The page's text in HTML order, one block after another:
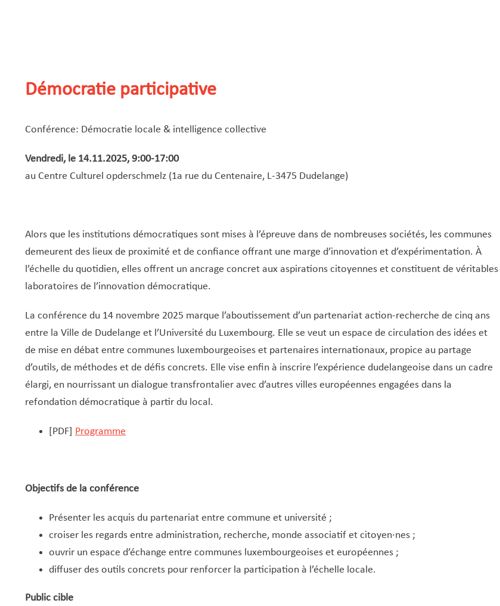
Démocratie participative
Conférence: Démocratie locale & intelligence collective
Vendredi, le 14.11.2025, 9:00-17:00
au Centre Culturel opderschmelz (1a rue du Centenaire, L-3475 Dudelange)
Alors que les institutions démocratiques sont mises à l’épreuve dans de nombreuses sociétés, les communes
demeurent des lieux de proximité et de confiance offrant une marge d’innovation et d’expérimentation. À
l’échelle du quotidien, elles offrent un ancrage concret aux aspirations citoyennes et constituent de véritables
laboratoires de l’innovation démocratique.
La conférence du 14 novembre 2025 marque l’aboutissement d’un partenariat action-recherche de cinq ans
entre la Ville de Dudelange et l’Université du Luxembourg. Elle se veut un espace de circulation des idées et
de mise en débat entre communes luxembourgeoises et partenaires internationaux, propice au partage
d’outils, de méthodes et de défis concrets. Elle vise enfin à inscrire l’expérience dudelangeoise dans un cadre
élargi, en nourrissant un dialogue transfrontalier avec d’autres villes européennes engagées dans la
refondation démocratique à partir du local.
[PDF] Programme
Objectifs de la conférence
Présenter les acquis du partenariat entre commune et université ;
croiser les regards entre administration, recherche, monde associatif et citoyen·nes ;
ouvrir un espace d’échange entre communes luxembourgeoises et européennes ;
diffuser des outils concrets pour renforcer la participation à l’échelle locale.
Public cible